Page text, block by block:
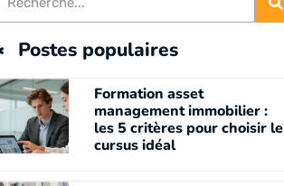
Postes populaires
Formation asset
management immobilier :
les 5 critères pour choisir le
cursus idéal